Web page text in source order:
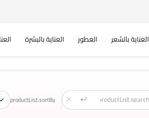
العناية بالشعر العطور العناية بالبشرة
productList.sortBy